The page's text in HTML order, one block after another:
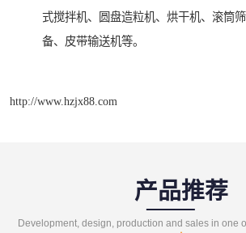
式搅拌机、圆盘造粒机、烘干机、滚筒
备、皮带输送机等。
http://www.hzjx88.com
产品推荐